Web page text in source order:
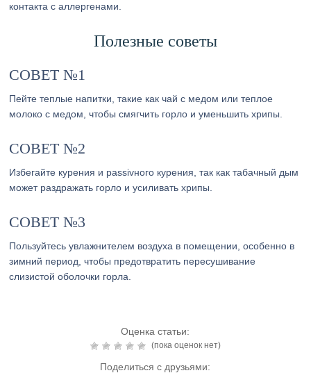
контакта с аллергенами.
Полезные советы
СОВЕТ №1
Пейте теплые напитки, такие как чай с медом или теплое
молоко с медом, чтобы смягчить горло и уменьшить хрипы.
СОВЕТ №2
Избегайте курения и passivного курения, так как табачный дым
может раздражать горло и усиливать хрипы.
СОВЕТ №3
Пользуйтесь увлажнителем воздуха в помещении, особенно в
зимний период, чтобы предотвратить пересушивание
слизистой оболочки горла.
Оценка статьи:
(пока оценок нет)
Поделиться с друзьями: